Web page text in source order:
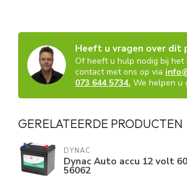
Heeft u vragen over dit
Of heeft u hulp nodig bij het
contact met ons op via
073 644 5734. We helpen u
GERELATEERDE PRODUCTEN
DYNAC
Dynac Auto accu 12 volt
56062